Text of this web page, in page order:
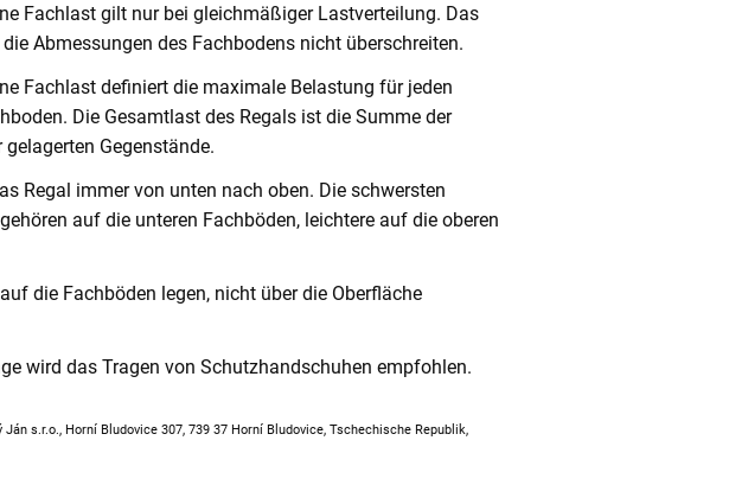
Fachlast gilt nur bei gleichmäßiger Lastverteilung. Das
Abmessungen des Fachbodens nicht überschreiten.
Fachlast definiert die maximale Belastung für jeden
Die Gesamtlast des Regals ist die Summe der
gelagerten Gegenstände.
Regal immer von unten nach oben. Die schwersten
auf die unteren Fachböden, leichtere auf die oberen
die Fachböden legen, nicht über die Oberfläche
wird das Tragen von Schutzhandschuhen empfohlen.
s.r.o., Horní Bludovice 307, 739 37 Horní Bludovice, Tschechische Republik,